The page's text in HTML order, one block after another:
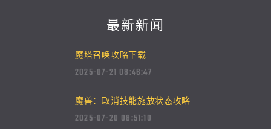
最新新闻
魔塔召唤攻略下载
2025-07-21 08:46:47
魔兽：取消技能施放状态攻略
2025-07-20 08:51:10